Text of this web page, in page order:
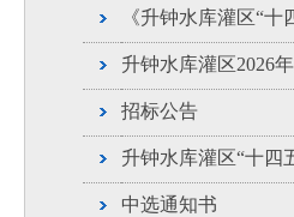
《升钟水库灌区“
升钟水库灌区2026
招标公告
升钟水库灌区“十四
中选通知书